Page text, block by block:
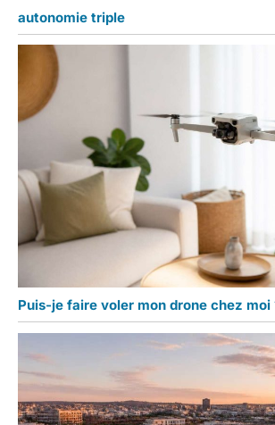
autonomie triple
Puis-je faire voler mon drone chez moi